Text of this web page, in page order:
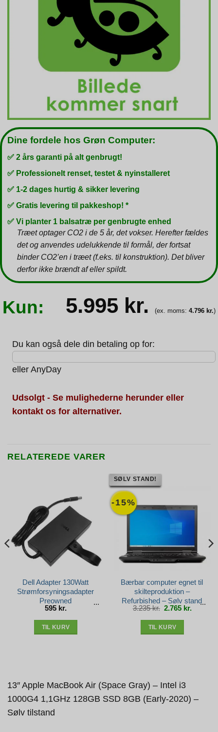
Dine fordele hos Grøn Computer:
✅ 2 års garanti på alt genbrugt!
✅ Professionelt renset, testet & nyinstalleret
✅ 1-2 dages hurtig & sikker levering
✅ Gratis levering til pakkeshop! *
✅ Vi planter 1 balsatræ per genbrugte enhed
Træet optager CO2 i de 5 år, det vokser. Herefter fældes
det og anvendes udelukkende til formål, der fortsat
binder CO2’en i træet (f.eks. til konstruktion). Det bliver
derfor ikke brændt af eller spildt.
Kun: 5.995 kr. (ex. moms: 4.796 kr.)
Du kan også dele din betaling op for:
eller AnyDay
Udsolgt - Se mulighederne herunder eller
kontakt os for alternativer.
RELATEREDE VARER
Dell Adapter 130Watt
Strømforsyningsadapter
Preowned
595 kr.
TIL KURV
-15%
SØLV STAND!
Bærbar computer egnet til
skilteproduktion –
Refurbished – Sølv stand
3.235kr. Den
oprindelige
pris
2.765 kr. Den
aktuelle
pris
TIL KURV
13″ Apple MacBook Air (Space Gray) – Intel i3
1000G4 1,1GHz 128GB SSD 8GB (Early-2020) –
Sølv tilstand